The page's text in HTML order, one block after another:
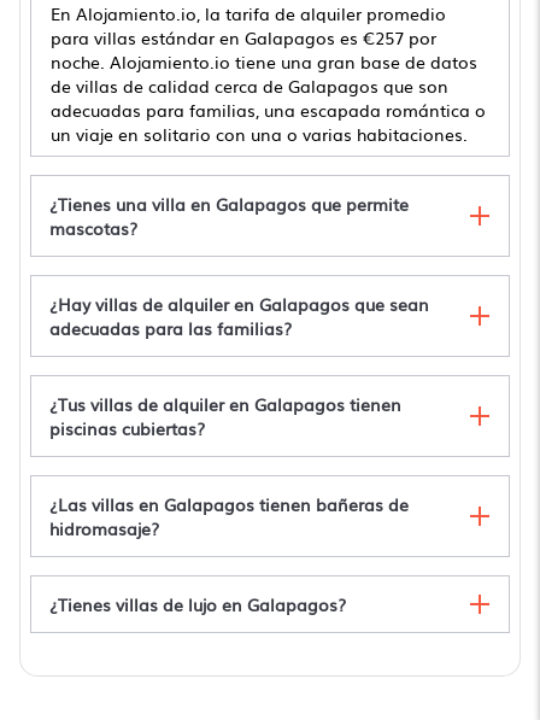
En Alojamiento.io, la tarifa de alquiler promedio
para villas estándar en Galapagos es€257 por
noche. Alojamiento.io tiene una gran base de datos
de villas de calidad cerca de Galapagos que son
adecuadas para familias, una escapada romántica o
un viaje en solitario con una o varias habitaciones.
¿Tienes una villa en Galapagos que permite
mascotas?
5 minutes to Playaman Beach! Romantic beach
Casa Baronesa
Torre Mar Galapagos Villa
Villa Kamila2
¿Hay villas de alquiler en Galapagos que sean
adecuadas para las familias?
¿Tus villas de alquiler en Galapagos tienen
piscinas cubiertas?
¿Las villas en Galapagos tienen bañeras de
hidromasaje?
hidromasaje
¿Tienes villas de lujo en Galapagos?